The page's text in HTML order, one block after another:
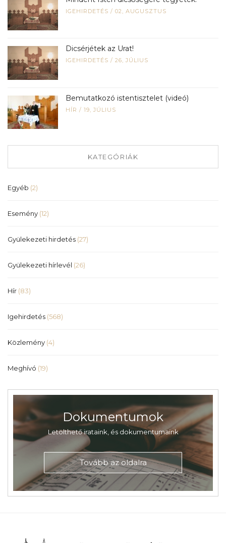
IGEHIRDETÉS / 02, AUGUSZTUS
Dicsérjétek az Urat!
IGEHIRDETÉS / 26, JÚLIUS
Bemutatkozó istentisztelet (videó)
HÍR / 19, JÚLIUS
KATEGÓRIÁK
Egyéb (2)
Esemény (12)
Gyülekezeti hirdetés (27)
Gyülekezeti hírlevél (26)
Hír (83)
Igehirdetés (568)
Közlemény (4)
Meghívó (19)
Dokumentumok
Letölthető irataink, és dokumentumaink
Tovább az oldalra